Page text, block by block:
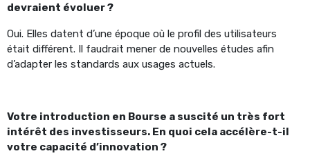
devraient évoluer ?
Oui. Elles datent d’une époque où le profil des utilisateurs
était différent. Il faudrait mener de nouvelles études afin
d’adapter les standards aux usages actuels.
Votre introduction en Bourse a suscité un très fort
intérêt des investisseurs. En quoi cela accélère-t-il
votre capacité d’innovation ?